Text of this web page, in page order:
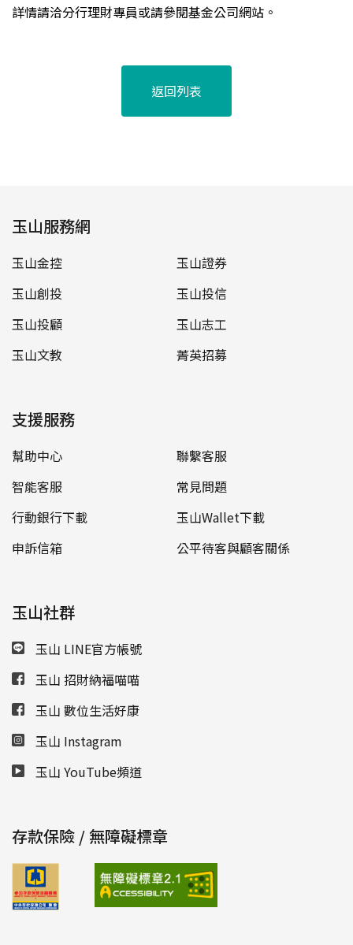
詳情請洽分行理財專員或請參閱基金公司網站。
返回列表
玉山服務網
玉山金控
玉山證券
玉山創投
玉山投信
玉山投顧
玉山志工
玉山文教
菁英招募
支援服務
幫助中心
聯繫客服
智能客服
常見問題
行動銀行下載
玉山Wallet下載
申訴信箱
公平待客與顧客關係
玉山社群
玉山 LINE官方帳號
玉山 招財納福喵喵
玉山 數位生活好康
玉山 Instagram
玉山 YouTube頻道
存款保險 / 無障礙標章